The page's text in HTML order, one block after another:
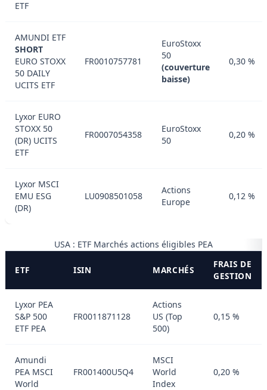
ETF
AMUNDI ETF
SHORT
EURO STOXX
50 DAILY
UCITS ETF
FR0010757781
EuroStoxx
50
(couverture
baisse)
0,30 %
Lyxor EURO
STOXX 50
(DR) UCITS
ETF
FR0007054358
EuroStoxx
50
0,20 %
Lyxor MSCI
EMU ESG
(DR)
LU0908501058
Actions
Europe
0,12 %
USA : ETF Marchés actions éligibles PEA
ETF ISIN MARCHÉS
FRAIS DE
GESTION
Lyxor PEA
S&P 500
ETF PEA
FR0011871128
Actions
US (Top
500)
0,15 %
Amundi
PEA MSCI
World
FR001400U5Q4
MSCI
World
Index
0,20 %